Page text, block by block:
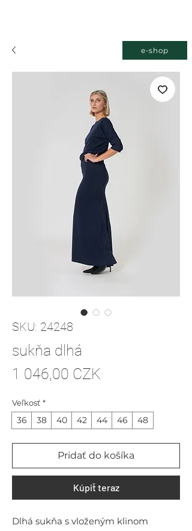
SKU: 24248
sukňa dlhá
1 046,00 CZK
Veľkosť *
36 38 40 42 44 46 48
Pridať do košíka
Kúpiť teraz
Dlhá sukňa s vloženým klinom
e-shop